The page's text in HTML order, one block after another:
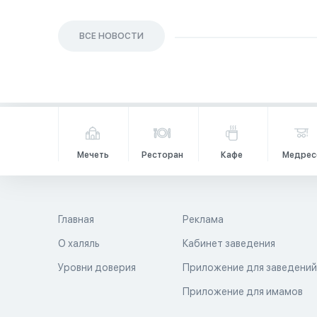
ВСЕ НОВОСТИ
Мечеть Ресторан Кафе
Главная
О халяль
Уровни доверия
Реклама
Кабинет заведения
Приложение для заведений
Приложение для имамов